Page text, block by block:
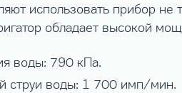
использовать прибор
обладает высокой
воды: 790 кПа.
струи воды: 1 700 имп/мин.